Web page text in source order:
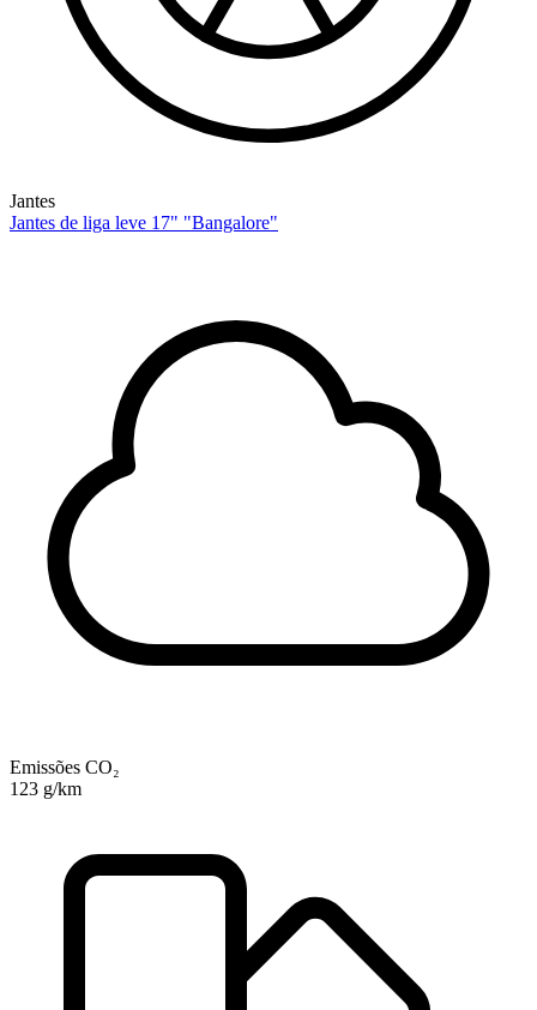
Jantes
Jantes de liga leve 17" "Bangalore"
Emissões CO₂
123 g/km